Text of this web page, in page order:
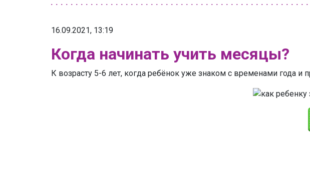
16.09.2021, 13:19
Когда начинать учить месяцы?
К возрасту 5-6 лет, когда ребёнок уже знаком с временами года и